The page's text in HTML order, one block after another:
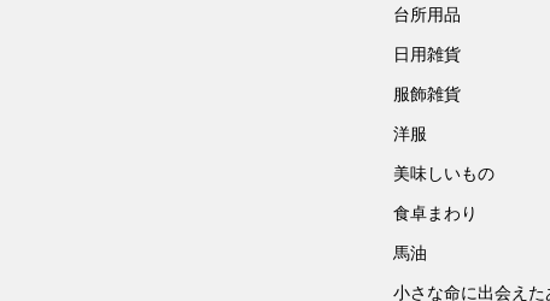
台所用品
日用雑貨
服飾雑貨
洋服
美味しいもの
食卓まわり
馬油
小さな命に出会えた